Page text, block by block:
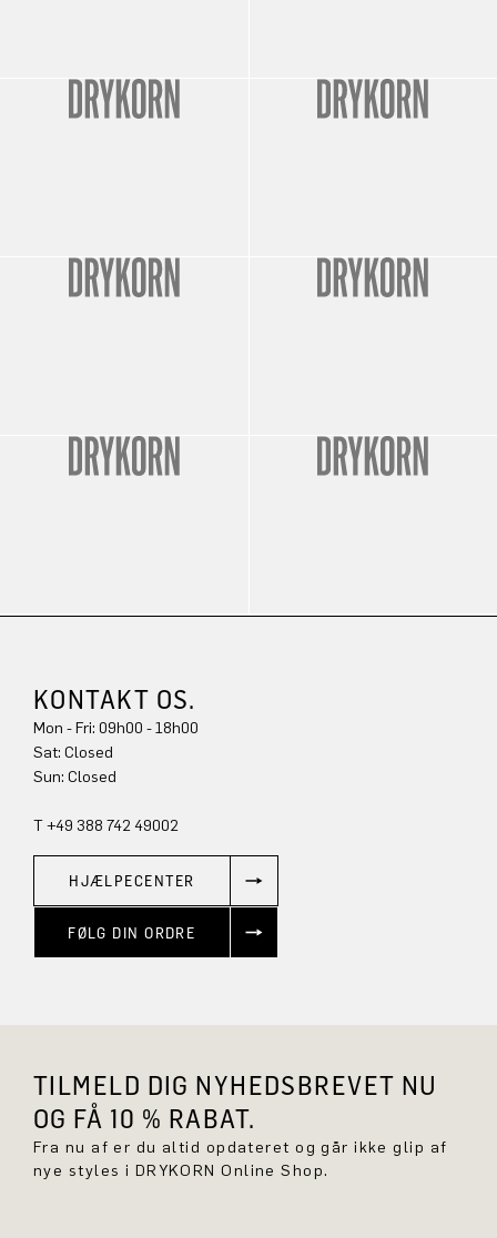
KONTAKT OS.
Mon - Fri: 09h00 - 18h00
Sun: Closed
T +49 388 742 49002
HJÆLPECENTER
FØLG DIN ORDRE
TILMELD DIG NYHEDSBREVET NU
OG FÅ 10 % RABAT.
Fra nu af er du altid opdateret og går ikke glip af
nye styles i DRYKORN Online Shop.